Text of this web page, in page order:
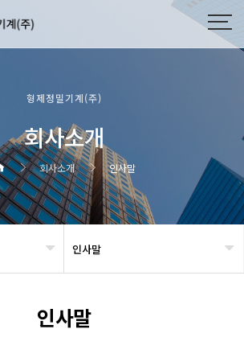
형제정밀기계(주)
회사소개
회사소개 인사말
인사말
인사말